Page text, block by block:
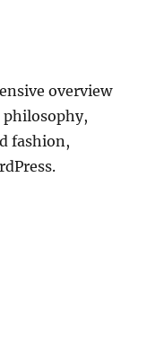
overview
philosophy,
fashion,